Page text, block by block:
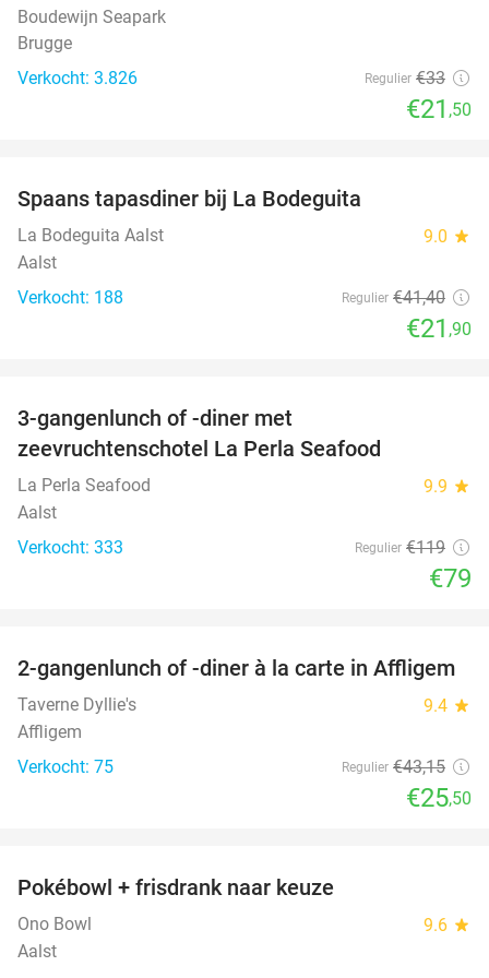
Boudewijn Seapark
Brugge
Verkocht: 3.826
Regulier €33
€21 ,50
Spaans tapasdiner bij La Bodeguita
La Bodeguita Aalst 9.0 star
Aalst
Verkocht: 188
Regulier €41,40
€21 ,90
3-gangenlunch of -diner met
zeevruchtenschotel La Perla Seafood
La Perla Seafood 9.9 star
Aalst
Verkocht: 333
Regulier €119
€79
41%
2-gangenlunch of -diner à la carte in Affligem
Taverne Dyllie's 9.4 star
Affligem
Verkocht: 75
Regulier €43,15
€25,50
Pokébowl + frisdrank naar keuze
Ono Bowl 9.6 star
Aalst